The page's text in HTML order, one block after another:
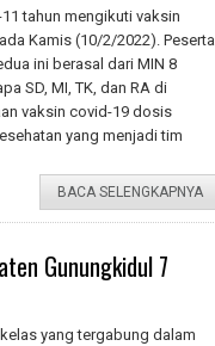
tahun mengikuti vaksin
Kamis (10/2/2022). Peserta
ini berasal dari MIN 8
SD, MI, TK, dan RA di
vaksin covid-19 dosis
yang menjadi tim
BACA SELENGKAPNYA
Gunungkidul 7
yang tergabung dalam